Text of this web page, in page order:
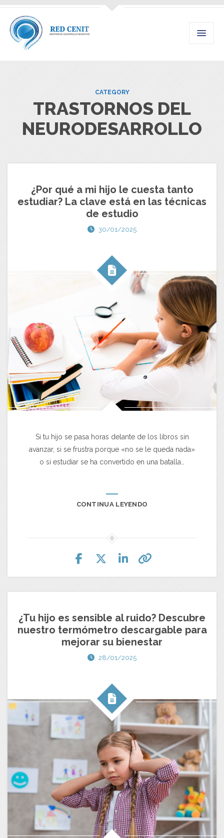
CATEGORY
TRASTORNOS DEL
NEURODESARROLLO
¿Por qué a mi hijo le cuesta tanto
estudiar? La clave está en las técnicas
de estudio
30/01/2025
Si tu hijo se pasa horas delante de los libros sin
avanzar, si se frustra porque «no se le queda nada»
o si estudiar se ha convertido en una batalla…
CONTINUA LEYENDO
¿Tu hijo es sensible al ruido? Descubre
nuestro termómetro descargable para
mejorar su bienestar
28/01/2025